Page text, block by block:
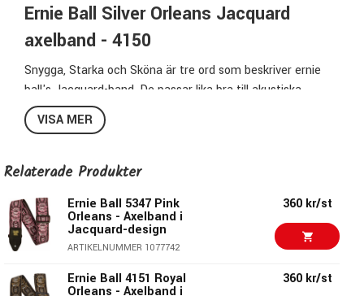
Ernie Ball Silver Orleans Jacquard
axelband - 4150
Snygga, Starka och Sköna är tre ord som beskriver ernie
ball's Jacquard-band. De passar lika bra till akustiska
gitarrer som till elgitarrer och elbasar och nästan bäst av
allt, det digra utbudet erbjuder något för alla.
Bredd: 5cm (2")
Max längd: 183cm
Material:Tyg & Nylon med ändar i läder
Pris per styck
VISA MER
Relaterade Produkter
Ernie Ball 5347 Pink
Orleans - Axelband i
Jacquard-design
ARTIKELNUMMER 1077742
360 kr/st
Ernie Ball 4151 Royal
Orleans - Axelband i
360 kr/st